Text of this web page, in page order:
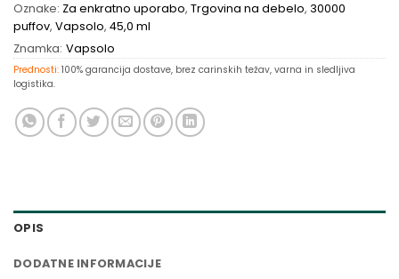
Oznake: Za enkratno uporabo, Trgovina na debelo, 30000
puffov, Vapsolo, 45,0 ml
Znamka: Vapsolo
Prednosti: 100% garancija dostave, brez carinskih težav, varna in sledljiva
logistika.
OPIS
DODATNE INFORMACIJE